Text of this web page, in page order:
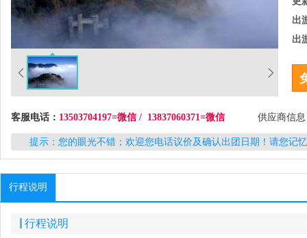
出
出
客服电话： 13503704197=微信 / 13837060371=微信 供应商信
提示：您的眼光不错；欢迎您电话议价及确认出团日期！请您记
行程说明
行程说明